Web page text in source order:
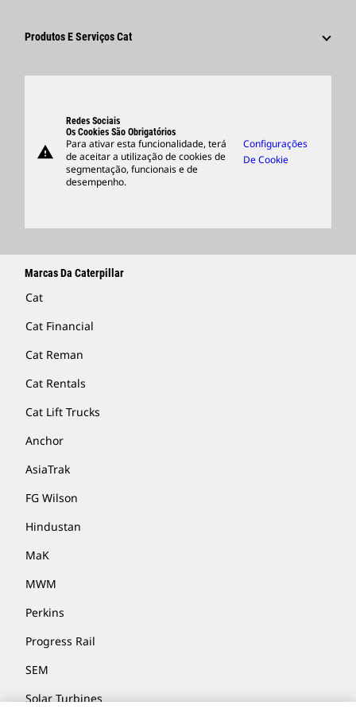
Locais Globais
Pesquisar E Candidatar-Se
Fornecedores
Produtos E Serviços Cat
Suporte
Merchandise
Encontrar Um Revendedor
warning
Redes Sociais
Os Cookies São Obrigatórios
Para ativar esta funcionalidade, terá
de aceitar a utilização de cookies de
segmentação, funcionais e de
desempenho.
Configurações
De Cookie
Marcas Da Caterpillar
Cat
Cat Financial
Cat Reman
Cat Rentals
Cat Lift Trucks
Anchor
AsiaTrak
FG Wilson
Hindustan
MaK
MWM
Perkins
Progress Rail
SEM
Solar Turbines